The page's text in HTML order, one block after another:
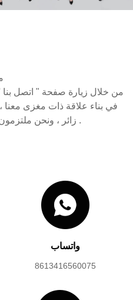
من خلال زيارة صفحة " اتصل
في بناء علاقة ذات مغزى معنا
زائر ، ونحن ملتزمون بتقديم خدمة ممتازة والدعم لك .
واتساب
8613416560075